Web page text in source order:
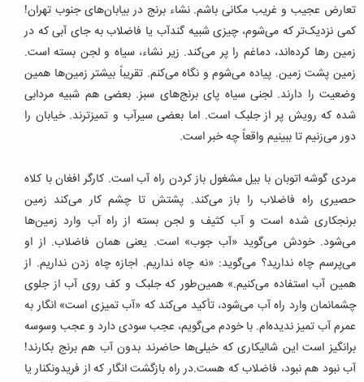
تعارض عجیب و غریب مکانی باشم. نشاء برنج در بیابان‌های جنوب تهران!
کمی نزدیک‌تر که می‌شوم، چیزی شبیه گندآب یا فاضلاب به جای آبی که در
زمین رها کرده‌اند، دماغم را پر می‌کند. زیر نشاء، سیاه و لجن بسته است.
زمین پشت زمین. پیاده می‌شوم و نگاه می‌کنم. تقریباً بیشتر زمین‌ها همین
وضعیت را دارند. لجنی سیاه پای برنج‌های سبز. بعضی هم شبیه مردابی
شده که رویش پر از جلبک است. اما بعضی سیرآب و تمیزترند. خیابان را
دور می‌زنیم تا ببینیم واقعاً چه خبر است.
مردی گوشه اتوبان با بیل مشغول باز کردن راه آب است. کارگر افغان با کلاه
حصیری راه فاضلاب را باز می‌کند. پشتش تا چشم کار می‌کند زمین
برنجکاری شده است و آب کثیف و لجن بسته از راه آب وارد زمین‌ها
می‌شود. خودش می‌گوید «آب جوب» است. یعنی همان فاضلاب. از او
می‌پرسم چاه ندارید؟ می‌گوید: «نه چاه نداریم. اجازه چاه زدن نداریم. از
همین آب استفاده می‌کنیم.» همین‌طور که جلبک و کف روی آب از جلوی
چشمانمان وارد راه آب می‌شود، تأکید می‌کند که «آب تمیزی است» انگار به
عمرم آب تمیز ندیده‌ام. با خودم می‌گویم، عجب سودی دارد و عجب وسوسه
برانگیز است این شالیکاری که خیلی‌ها حاضرند بدون آب هم برنج بکارند!
آب نبود هم نبود، فاضلاب که هست.در راه بازگشت انگار که از فریدونکنار یا